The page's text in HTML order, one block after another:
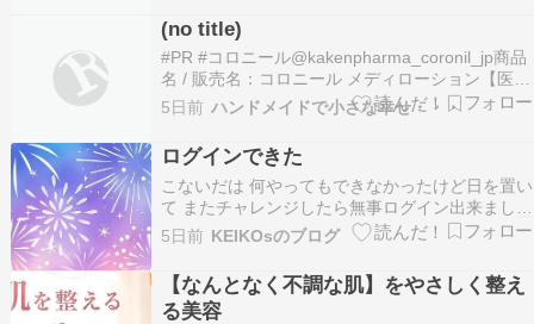
(no title)
#PR #コロニール@kakenpharma_coronil_jp商品
名 / 販売名：コロニール メディローション【医薬
部外品】薬用化粧水をご紹介します。コロニール
は「年齢性乾燥肌」に着目し、「天然由来ヒアル
ロン酸*2」と「天然由来コンドロイチン硫酸*1」
を配合したうるおいに満ち…
5日前 ハンドメイドで小さな幸せ・・・
ログインできた
こないだは 何やってもできなかったけど日を置い
て またチャレンジしたら無事ログイン出来まし
た????アドレスを変更することなく出来て良かっ
た????これで買い物ができます。ホッと一安心。
【店内P最大18倍以上開催】【DHC直販】 Q10モ
イスチュアケア クリアリキッドファンデ…
5日前 KEIKOsのブログ
【なんとなく不調な肌】をやさしく整え
る美容